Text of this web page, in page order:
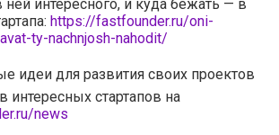
ней интересного, и куда бежать — в
https://fastfounder.ru/oni-
ty-nachnjosh-nahodit/
идеи для развития своих проектов
интересных стартапов на
news